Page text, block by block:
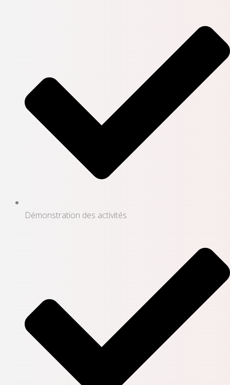
Démonstration des activités